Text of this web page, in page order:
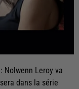
Nolwenn Leroy va
dans la série